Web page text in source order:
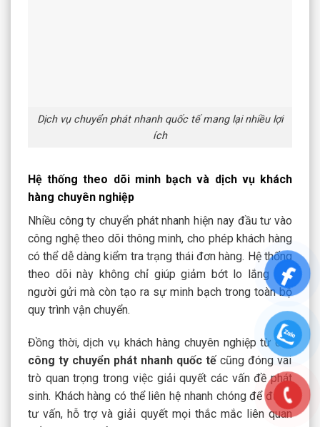
Dịch vụ chuyển phát nhanh quốc tế mang lại nhiều lợi
ích
Hệ thống theo dõi minh bạch và dịch vụ khách
hàng chuyên nghiệp
Nhiều công ty chuyển phát nhanh hiện nay đầu tư vào
công nghệ theo dõi thông minh, cho phép khách hàng
có thể dễ dàng kiểm tra trạng thái đơn hàng. Hệ thống
theo dõi này không chỉ giúp giảm bớt lo lắng cho
người gửi mà còn tạo ra sự minh bạch trong toàn bộ
quy trình vận chuyển.
Đồng thời, dịch vụ khách hàng chuyên nghiệp từ các
công ty chuyển phát nhanh quốc tếcũng đóng vai
trò quan trọng trong việc giải quyết các vấn đề phát
sinh. Khách hàng có thể liên hệ nhanh chóng để được
tư vấn, hỗ trợ và giải quyết mọi thắc mắc liên quan